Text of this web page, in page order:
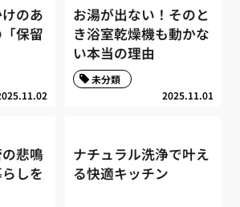
のあ
保留
お湯が出ない！そのと
き浴室乾燥機も動かな
い本当の理由
2025.11.01
未分類
悲鳴
しを
ナチュラル洗浄で叶え
る快適キッチン